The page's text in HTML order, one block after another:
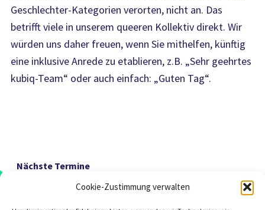
Cookie-Zustimmung verwalten
Geschlechter-Kategorien verorten, nicht an. Das
betrifft viele in unserem queeren Kollektiv direkt. Wir
würden uns daher freuen, wenn Sie mithelfen, künftig
eine inklusive Anrede zu etablieren, z.B. „Sehr geehrtes
kubiq-Team“ oder auch einfach: „Guten Tag“.
Nächste Termine
Hier geht es zur Terminübersicht.